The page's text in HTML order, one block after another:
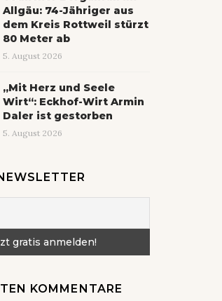
Allgäu: 74-Jähriger aus
dem Kreis Rottweil stürzt
80 Meter ab
5. August 2026
„Mit Herz und Seele
Wirt“: Eckhof-Wirt Armin
Daler ist gestorben
5. August 2026
KOMMENTARE